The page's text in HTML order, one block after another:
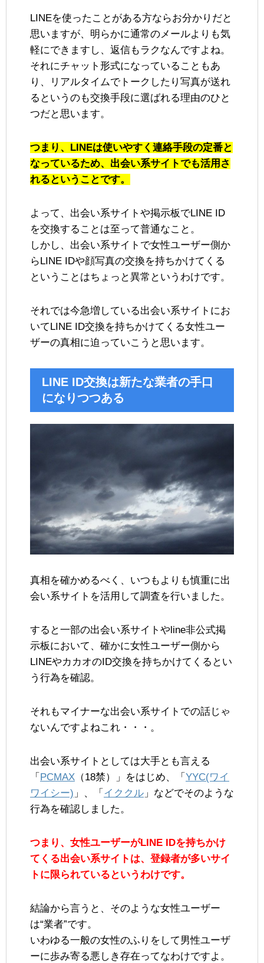
LINEを使ったことがある方ならお分かりだと
思いますが、明らかに通常のメールよりも気
軽にできますし、返信もラクなんですよね。
それにチャット形式になっていることもあ
り、リアルタイムでトークしたり写真が送れ
るというのも交換手段に選ばれる理由のひと
つだと思います。
つまり、LINEは使いやすく連絡手段の定番と
なっているため、出会い系サイトでも活用さ
れるということです。
よって、出会い系サイトや掲示板でLINE ID
を交換することは至って普通なこと。
しかし、出会い系サイトで女性ユーザー側か
らLINE IDや顔写真の交換を持ちかけてくる
ということはちょっと異常というわけです。
それでは今急増している出会い系サイトにお
いてLINE ID交換を持ちかけてくる女性ユー
ザーの真相に迫っていこうと思います。
LINE ID交換は新たな業者の手口
になりつつある
真相を確かめるべく、いつもよりも慎重に出
会い系サイトを活用して調査を行いました。
すると一部の出会い系サイトやline非公式掲
示板において、確かに女性ユーザー側から
LINEやカカオのID交換を持ちかけてくるとい
う行為を確認。
それもマイナーな出会い系サイトでの話じゃ
ないんですよねこれ・・・。
出会い系サイトとしては大手とも言える
「 PCMAX （18禁）」をはじめ、「 YYC(ワイ
ワイシー) 」、「 イククル 」などでそのような
行為を確認しました。
つまり、女性ユーザーがLINE IDを持ちかけ
てくる出会い系サイトは、登録者が多いサイ
トに限られているというわけです。
結論から言うと、そのような女性ユーザー
は“業者”です。
いわゆる一般の女性のふりをして男性ユーザ
ーに歩み寄る悪しき存在ってなわけですよ。